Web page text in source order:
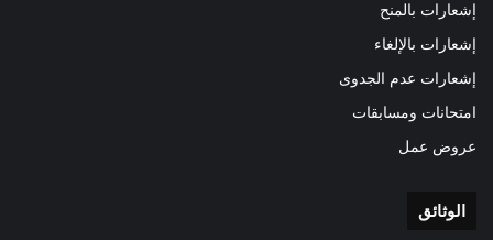
إشعارات بالمنح
إشعارات بالإلغاء
إشعارات عدم الجدوى
امتحانات ومسابقات
عروض عمل
الوثائق